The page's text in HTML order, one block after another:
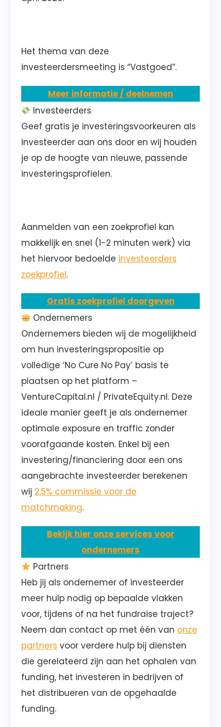
Het thema van deze
investeerdersmeeting is “Vastgoed”.
Meer informatie / deelnemen
Investeerders
Geef gratis je investeringsvoorkeuren als
investeerder aan ons door en wij houden
je op de hoogte van nieuwe, passende
investeringsprofielen.
Aanmelden van een zoekprofiel kan
makkelijk en snel (1-2 minuten werk) via
het hiervoor bedoelde investeerders
zoekprofiel.
Gratis zoekprofiel doorgeven
Ondernemers
Ondernemers bieden wij de mogelijkheid
om hun investeringspropositie op
volledige ‘No Cure No Pay’ basis te
plaatsen op het platform –
VentureCapital.nl / PrivateEquity.nl. Deze
ideale manier geeft je als ondernemer
optimale exposure en traffic zonder
voorafgaande kosten. Enkel bij een
investering/financiering door een ons
aangebrachte investeerder berekenen
wij 2,5% commissie voor de
matchmaking.
Bekijk hier onze services voor
ondernemers
Partners
Heb jij als ondernemer of investeerder
meer hulp nodig op bepaalde vlakken
voor, tijdens of na het fundraise traject?
Neem dan contact op met één van onze
partners voor verdere hulp bij diensten
die gerelateerd zijn aan het ophalen van
funding, het investeren in bedrijven of
het distribueren van de opgehaalde
funding.